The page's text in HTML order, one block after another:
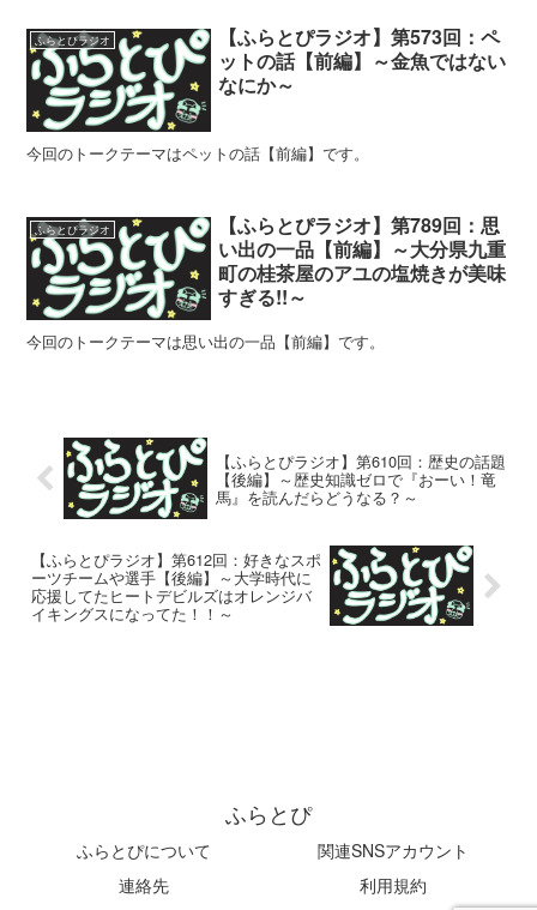
ふらとぴラジオ
【ふらとぴラジオ】第573回：ペ
ットの話【前編】～金魚ではない
なにか～
今回のトークテーマはペットの話【前編】です。
ふらとぴラジオ
【ふらとぴラジオ】第789回：思
い出の一品【前編】～大分県九重
町の桂茶屋のアユの塩焼きが美味
すぎる!!～
今回のトークテーマは思い出の一品【前編】です。
【ふらとぴラジオ】第610回：歴史の話題
【後編】～歴史知識ゼロで『おーい！竜
馬』を読んだらどうなる？～
【ふらとぴラジオ】第612回：好きなスポ
ーツチームや選手【後編】～大学時代に
応援してたヒートデビルズはオレンジバ
イキングスになってた！！～
ふらとぴ
ふらとぴについて
関連SNSアカウント
連絡先
利用規約